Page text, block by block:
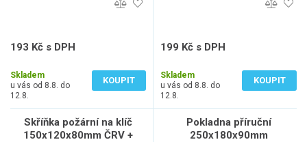
193 Kč s DPH
Skladem
u vás od 8.8. do
12.8.
KOUPIT
199 Kč s DPH
Skladem
u vás od 8.8. do
12.8.
KOUPIT
Skříňka požární na klíč
150x120x80mm ČRV +
Pokladna příruční
250x180x90mm